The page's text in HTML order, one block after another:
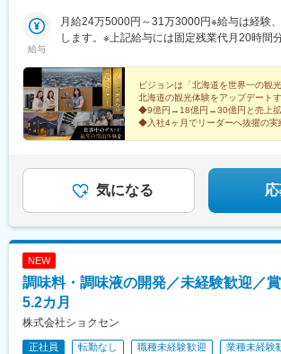
給与
月給24万5000円～31万3000円※給与は経験
します。※上記給与には固定残業代月20時間
ビジョンは「北海道を世界一の観
北海道の観光体験をアップデート
◆9億円→18億円→30億円と売上拡
◆入社4ヶ月でリーダーへ抜擢の実
気になる
NEW
調味料・調味液の開発／未経験歓迎／
5.2カ月
株式会社ショクセン
正社員 転勤なし 職種未経験歓迎 業種未経験